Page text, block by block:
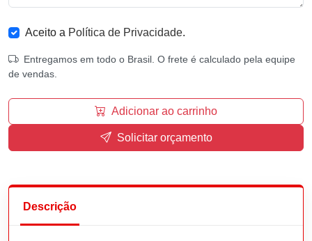
Aceito a Política de Privacidade.
Entregamos em todo o Brasil. O frete é calculado pela equipe
de vendas.
Adicionar ao carrinho
Solicitar orçamento
Descrição